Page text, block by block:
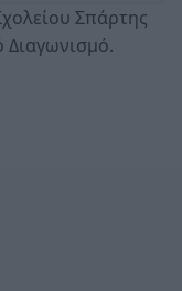
Σπάρτης
Διαγωνισμό.